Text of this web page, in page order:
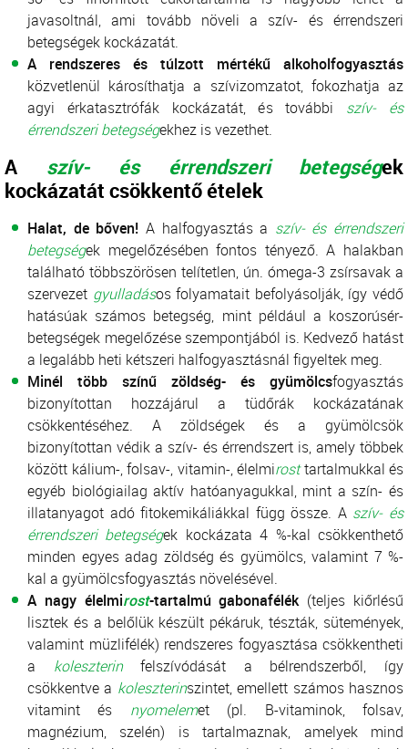
javasoltnál, ami tovább növeli a szív- és érrendszeri
betegségek kockázatát.
A rendszeres és túlzott mértékű alkoholfogyasztás
közvetlenül károsíthatja a szívizomzatot, fokozhatja az
agyi érkatasztrófák kockázatát, és további szív- és
érrendszeri betegségekhez is vezethet.
A szív- és érrendszeri betegségek
kockázatát csökkentő ételek
Halat, de bőven! A halfogyasztás a szív- és érrendszeri
betegségek megelőzésében fontos tényező. A halakban
található többszörösen telítetlen, ún. ómega-3 zsírsavak a
szervezet gyulladásos folyamatait befolyásolják, így védő
hatásúak számos betegség, mint például a koszorúsér-
betegségek megelőzése szempontjából is. Kedvező hatást
a legalább heti kétszeri halfogyasztásnál figyeltek meg.
Minél több színű zöldség- és gyümölcsfogyasztás
bizonyítottan hozzájárul a tüdőrák kockázatának
csökkentéséhez. A zöldségek és a gyümölcsök
bizonyítottan védik a szív- és érrendszert is, amely többek
között kálium-, folsav-, vitamin-, élelmirosttartalmukkal és
egyéb biológiailag aktív hatóanyagukkal, mint a szín- és
illatanyagot adó fitokemikáliákkal függ össze. A szív- és
érrendszeri betegségek kockázata 4 %-kal csökkenthető
minden egyes adag zöldség és gyümölcs, valamint 7 %-
kal a gyümölcsfogyasztás növelésével.
A nagy élelmirost-tartalmú gabonafélék(teljes kiőrlésű
lisztek és a belőlük készült pékáruk, tészták, sütemények,
valamint müzlifélék) rendszeres fogyasztása csökkentheti
a koleszterinfelszívódását a bélrendszerből, így
csökkentve a koleszterinszintet, emellett számos hasznos
vitamint és nyomelemet (pl. B-vitaminok, folsav,
magnézium, szelén) is tartalmaznak, amelyek mind